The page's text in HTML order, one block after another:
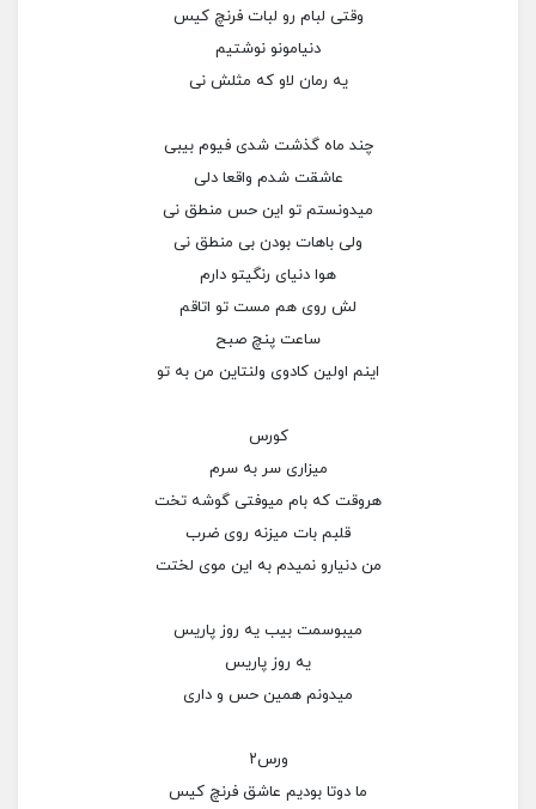
وقتی لبام رو لبات فرنچ کیس
دنیامونو نوشتیم
یه رمان لاو که مثلش نی
چند ماه گذشت شدی فیوم بیبی
عاشقت شدم واقعا دلی
میدونستم تو این حس منطق نی
ولی باهات بودن بی منطق نی
هوا دنیای رنگیتو دارم
لش روی هم مست تو اتاقم
ساعت پنچ صبح
اینم اولین کادوی ولنتاین من به تو
کورس
میزاری سر به سرم
هروقت که بام میوفتی گوشه تخت
قلبم بات میزنه روی ضرب
من دنیارو نمیدم به این موی لختت
میبوسمت بیب یه روز پاریس
یه روز پاریس
میدونم همین حس و داری
ورس۲
ما دوتا بودیم عاشق فرنچ کیس